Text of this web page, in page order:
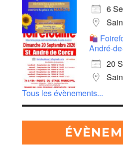
6
André-
20
Tous les évènements...